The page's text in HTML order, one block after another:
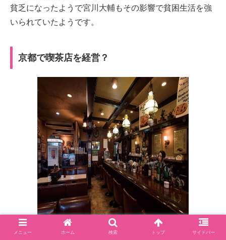
貧乏になったようで宮川大輔もその影響で貧困生活を強
いられていたようです。
京都で喫茶店を経営？
メニュー ホーム 検索 トップ サイドバー